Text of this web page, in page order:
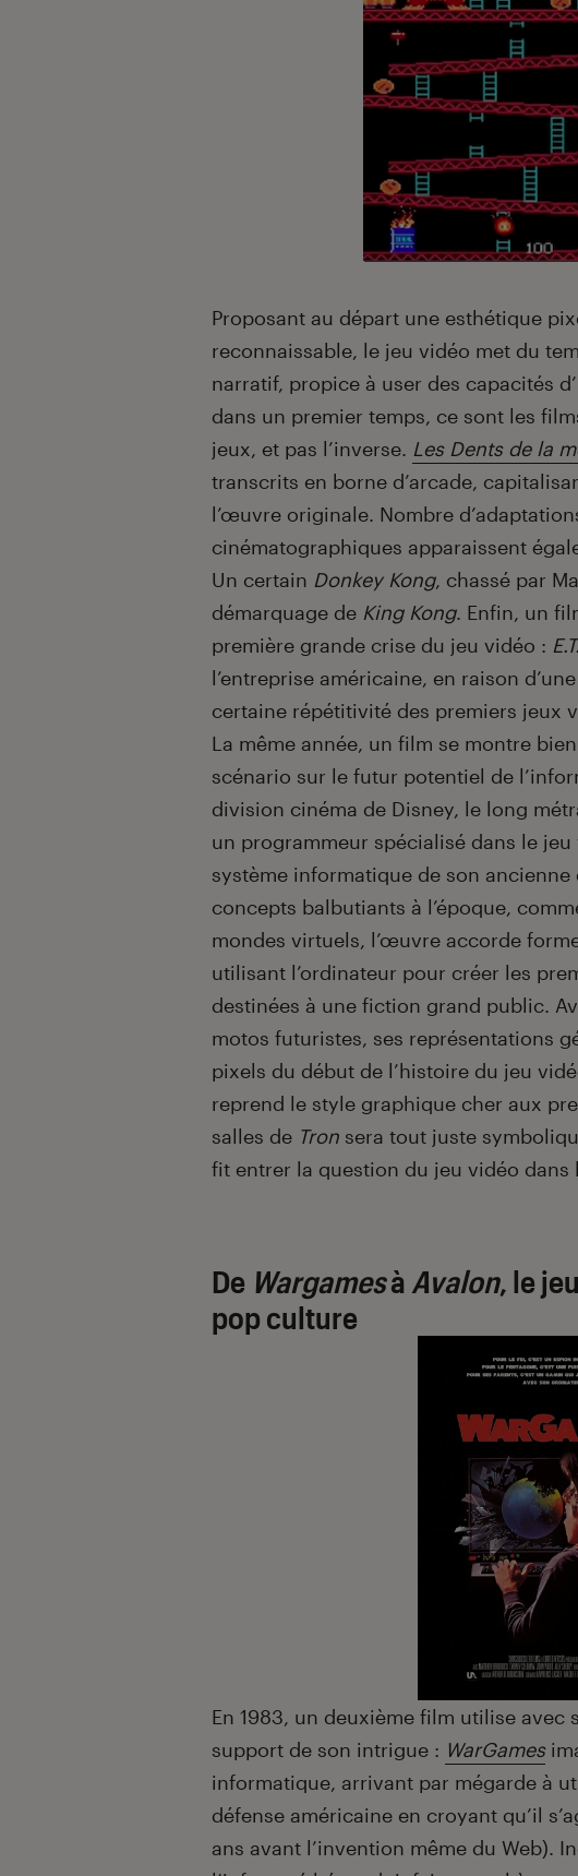
Proposant au départ une esthétique
reconnaissable, le jeu vidéo met du
narratif, propice à user des capacités
dans un premier temps, ce sont les
jeux, et pas l’inverse. Les Dents de la
transcrits en borne d’arcade,
l’œuvre originale. Nombre
cinématographiques apparaissent
Un certain Donkey Kong, chassé par
démarquage de King Kong. Enfin, un
première grande crise du jeu vidéo :
l’entreprise américaine, en raison
certaine répétitivité des premiers jeux
La même année, un film se montre
scénario sur le futur potentiel de
division cinéma de Disney, le long
un programmeur spécialisé dans le
système informatique de son
concepts balbutiants à l’époque,
mondes virtuels, l’œuvre accorde
utilisant l’ordinateur pour créer les
destinées à une fiction grand public.
motos futuristes, ses représentations
pixels du début de l’histoire du jeu
reprend le style graphique cher aux
salles de Tron sera tout juste
fit entrer la question du jeu vidéo dans
De Wargamesà Avalon, le
pop culture
En 1983, un deuxième film utilise avec
support de son intrigue : WarGames
informatique, arrivant par mégarde à
défense américaine en croyant qu’il
ans avant l’invention même du Web).